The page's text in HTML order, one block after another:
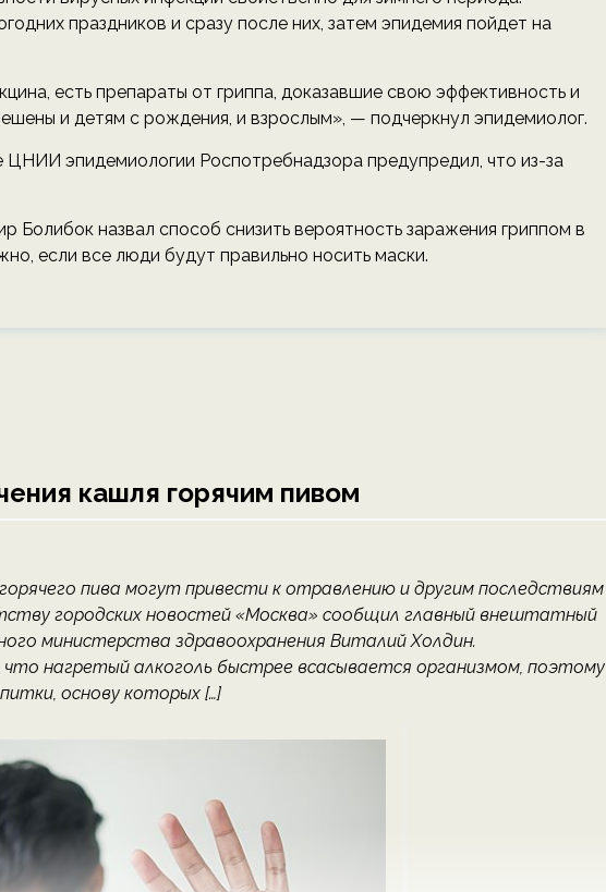
праздников и сразу после них, затем эпидемия пойдет на
есть препараты от гриппа, доказавшие свою эффективность и
и детям с рождения, и взрослым», — подчеркнул эпидемиолог.
эпидемиологии Роспотребнадзора предупредил, что из-за
Болибок назвал способ снизить вероятность заражения гриппом в
если все люди будут правильно носить маски.
кашля горячим пивом
пива могут привести к отравлению и другим последствиям
городских новостей «Москва» сообщил главный внештатный
министерства здравоохранения Виталий Холдин.
что нагретый алкоголь быстрее всасывается организмом, поэтому
основу которых […]